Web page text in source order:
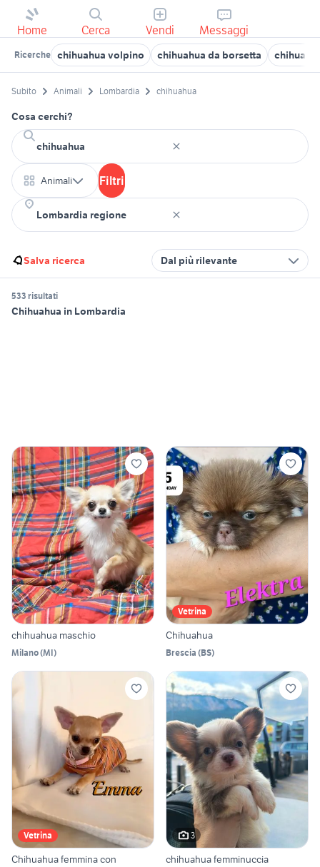
Home Cerca Vendi Messaggi
Ricerche chihuahua volpino chihuahua da borsetta
Subito Animali Lombardia chihuahua
Cosa cerchi?
Animali Filtri
Salva ricerca Dal più rilevante
533 risultati
Chihuahua in Lombardia
chihuahua maschio
Milano(MI)
Vetrina
Chihuahua
Brescia (BS)
Vetrina
Chihuahua femmina con
3
chihuahua femminuccia